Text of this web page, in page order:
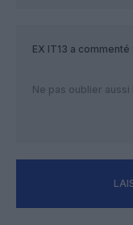
EX IT13 a commenté :
Ne pas oublier aussi